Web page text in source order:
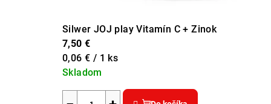
Silwer JOJ play Vitamín C + Zinok
7,50 €
Jednotková
cena:
0,06 € / 1 ks
Skladom